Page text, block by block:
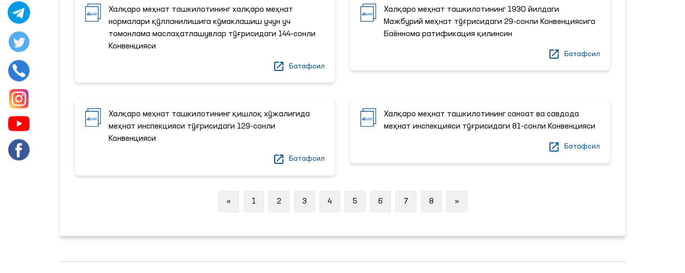
Халқаро меҳнат ташкилотининг халқаро меҳнат
нормалари қўлланилишига кўмаклашиш учун уч
томонлама маслаҳатлашувлар тўғрисидаги 144-сонли
Конвенцияси
Батафсил
Халқаро меҳнат ташкилотининг 1930 йилдаги
Мажбурий меҳнат тўғрисидаги 29-сонли Конвенциясига
Баённома ратификация қилинсин
Батафсил
Халқаро меҳнат ташкилотининг қишлоқ хўжалигида
меҳнат инспекцияси тўғрисидаги 129-сонли
Конвенцияси
Батафсил
Халқаро меҳнат ташкилотининг саноат ва савдода
меҳнат инспекцияси тўғрисидаги 81-сонли Конвенцияси
Батафсил
«Previous
1 2 3 4 5 6 7 8 »Next